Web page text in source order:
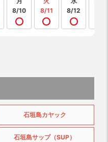
8/10
8/11
8/12
石垣島カヤック
石垣島サップ（SUP）